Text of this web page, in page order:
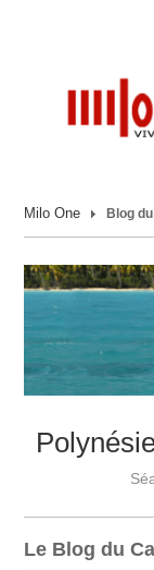
Carnets de
Actualités
Plus
Milo One Blog
Le Blog du